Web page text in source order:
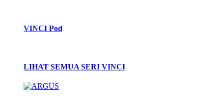
VINCI Pod
LIHAT SEMUA SERI VINCI